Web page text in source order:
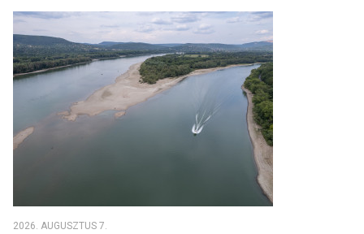
2026. AUGUSZTUS 7.